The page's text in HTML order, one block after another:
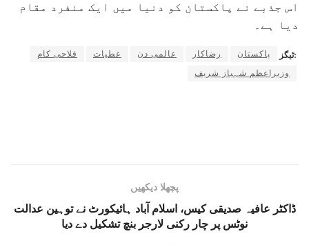
اس جذبے نے پاکستان کو دنیا میں ایک منفرد مقام
دیا ہے۔
ٹیگز: پاکستان رضاکار عالمی دن عطیات
فلاحی کام
وزیراعظم شہباز شریف
پچھلا دیکھیں
ڈاکٹر عافیہ صدیقی کیس، اسلام آباد ہائیکورٹ نے توہین عدالت
نوٹس پر چار رکنی لارجر بنچ تشکیل دے دیا